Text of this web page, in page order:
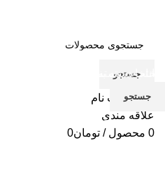
جستجو
ورود / ثبت نام
علاقه مندی
0 محصول / تومان0
انتخاب دسته بندی
جستجو
انتخاب دسته بندی
جستجو
برای دیدن محصولات که دنبال آن